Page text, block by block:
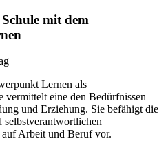
mit dem
Lernen als
vermittelt eine den Bedürfnissen
und Erziehung. Sie befähigt die
selbstverantwortlichen
Arbeit und Beruf vor.